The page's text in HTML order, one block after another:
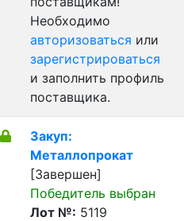
Необходимо
авторизоваться или
зарегистрироваться
и заполнить профиль
поставщика.
Закуп:
Металлопрокат
[Завершен]
Победитель выбран
Лот №: 5119